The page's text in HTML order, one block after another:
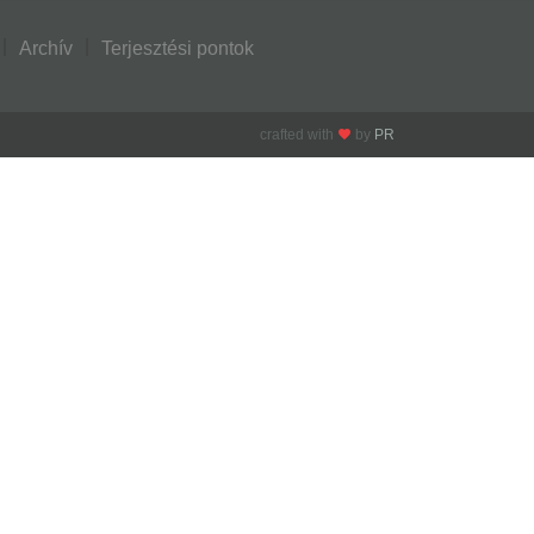
Archív Terjesztési pontok
crafted with by PR